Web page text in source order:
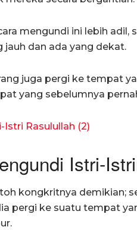
mengundi ini lebih adil,
jauh dan ada yang dekat.
juga pergi ke tempat
yang sebelumnya
Istri Rasulullah (2)
Istri-
kongkritnya demikian;
pergi ke suatu tempat